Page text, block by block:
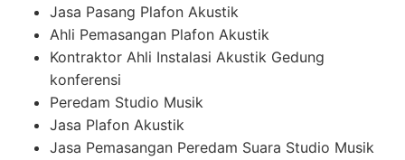
Jasa Pasang Plafon Akustik
Ahli Pemasangan Plafon Akustik
Kontraktor Ahli Instalasi Akustik Gedung
konferensi
Peredam Studio Musik
Jasa Plafon Akustik
Jasa Pemasangan Peredam Suara Studio Musik